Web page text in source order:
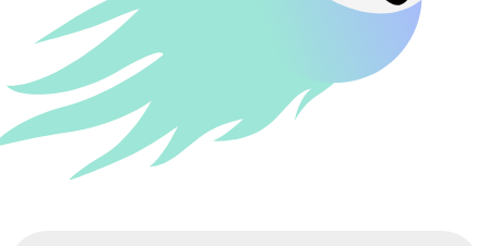
JB Group —
контент,
который говорит
на языке вашей
аудитории